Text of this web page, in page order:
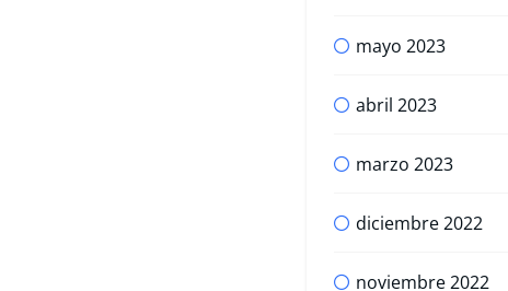
mayo 2023
abril 2023
marzo 2023
diciembre 2022
noviembre 2022